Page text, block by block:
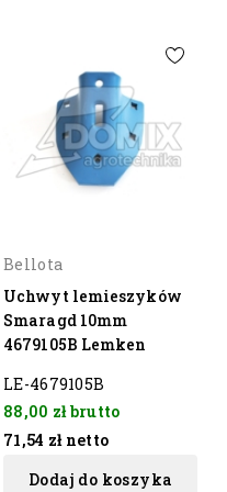
Bellota
Uchwyt lemieszyków
Smaragd 10mm
4679105B Lemken
LE-4679105B
88,00 złbrutto
71,54 zł netto
Dodaj do koszyka